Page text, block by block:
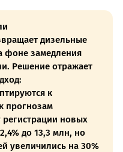
дизельные
фоне замедления
Решение отражает
к
прогнозам
регистрации новых
до 13,3 млн, но
увеличились на 30%